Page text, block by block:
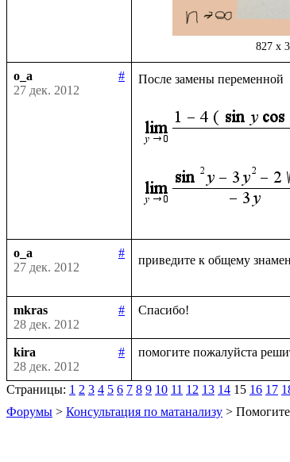
827 x
o_a
#
27 дек. 2012
После замены переменной
o_a
#
27 дек. 2012
приведите к общему
mkras
#
28 дек. 2012
kira
#
28 дек. 2012
Страницы: 1 2 3 4 5 6 7 8 9 10 11 12 13 14 15 16 17
Форумы > Консультация по матанализу >